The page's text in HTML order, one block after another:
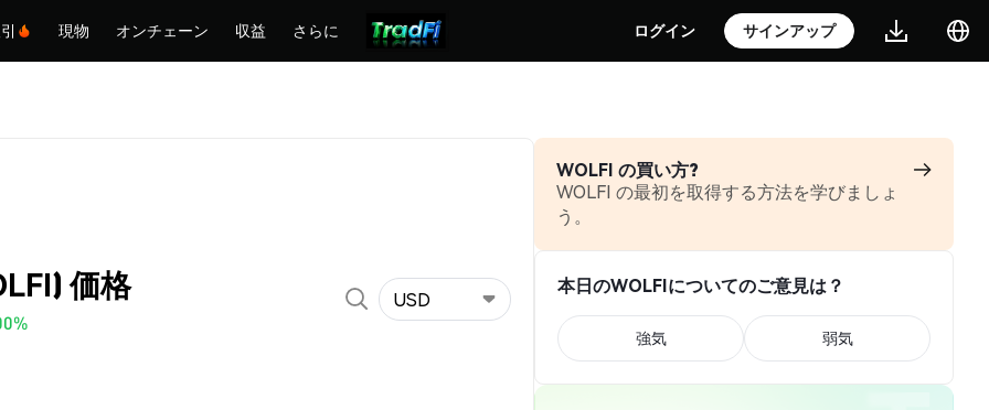
現物 オンチェーン 収益 さらに ログイン サインアップ
価格 USD
WOLFI の買い方?
WOLFI の最初を取得する方法を学びましょ
う。
本日のWOLFIについてのご意見は？
強気 弱気